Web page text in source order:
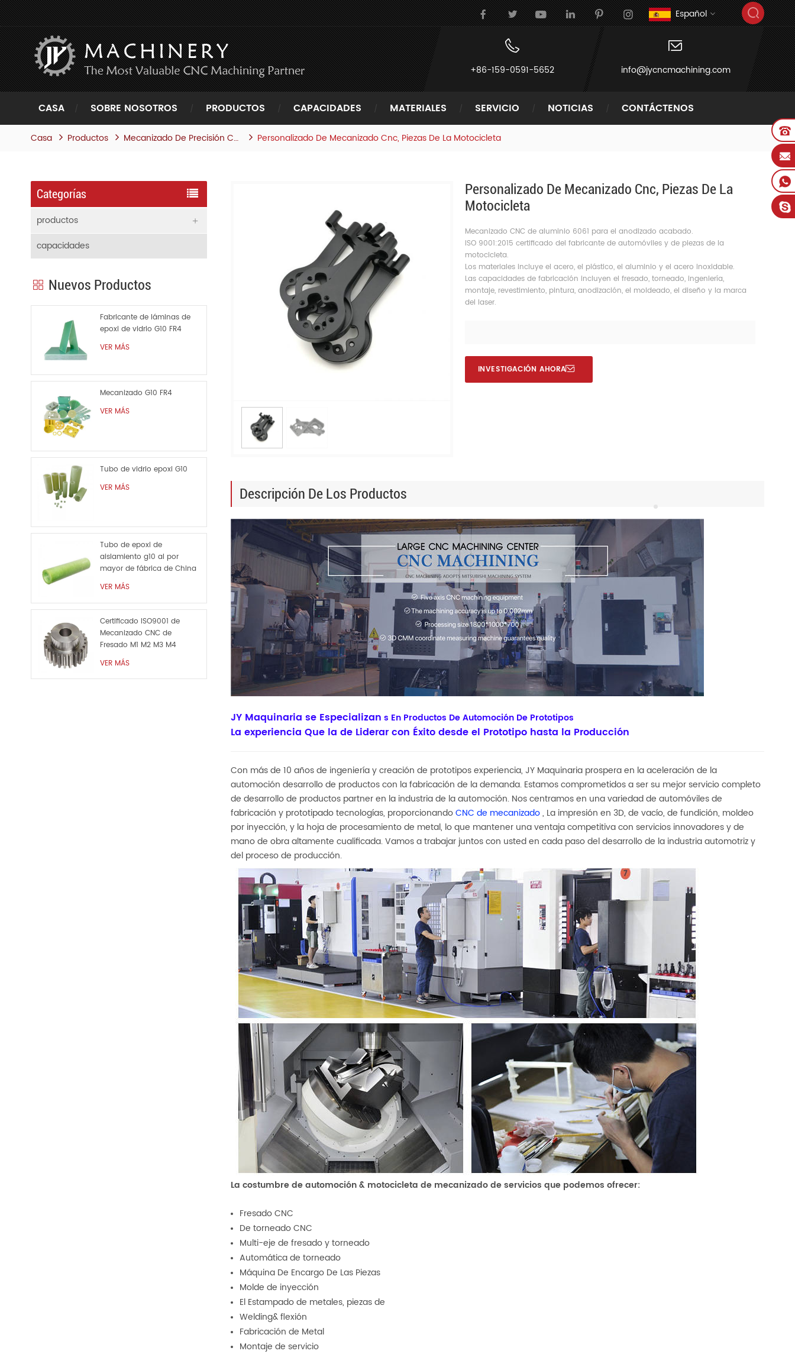
Español
+86-159-0591-5652 info@jycncmachining.com
CASA SOBRE NOSOTROS PRODUCTOS CAPACIDADES MATERIALES SERVICIO NOTICIAS CONTÁCTENOS
Casa Productos Mecanizado De Precisión Cnc Personalizado De Mecanizado Cnc, Piezas De La Motocicleta
Personalizado De Mecanizado Cnc, Piezas De La
Motocicleta
Mecanizado CNC de aluminio 6061 para el anodizado acabado.
ISO 9001:2015 certificado del fabricante de automóviles y de piezas de la
motocicleta.
Los materiales incluye el acero, el plástico, el aluminio y el acero inoxidable.
Las capacidades de fabricación incluyen el fresado, torneado, ingeniería,
montaje, revestimiento, pintura, anodización, el moldeado, el diseño y la marca
del laser.
INVESTIGACIÓN AHORA
Descripción De Los Productos
JY Maquinaria se Especializan s EnProductos De Automoción De Prototipos
La experiencia Que la de Liderar con Éxito desde el Prototipo hasta la Producción
Con más de 10 años de ingeniería y creación de prototipos experiencia, JY Maquinaria prospera en la aceleración de la
automoción desarrollo de productos con la fabricación de la demanda. Estamos comprometidos a ser su mejor servicio completo
de desarrollo de productos partner en la industria de la automoción. Nos centramos en una variedad de automóviles de
fabricación y prototipado tecnologías, proporcionandoCNC de mecanizado, La impresión en 3D, de vacío, de fundición, moldeo
por inyección, y la hoja de procesamiento de metal, lo que mantener una ventaja competitiva con servicios innovadores y de
mano de obra altamente cualificada. Vamos a trabajar juntos con usted en cada paso del desarrollo de la industria automotriz y
del proceso de producción.
La costumbre de automoción & motocicleta de mecanizado de servicios que podemos ofrecer:
Fresado CNC
De torneado CNC
Multi-eje de fresado y torneado
Automática de torneado
Máquina De Encargo De Las Piezas
Molde de inyección
El Estampado de metales, piezas de
Welding& flexión
Fabricación de Metal
Montaje de servicio
Categorías
productos
capacidades
Nuevos Productos
Fabricante de láminas de
epoxi de vidrio G10 FR4
VER MÁS
Mecanizado G10 FR4
VER MÁS
Tubo de vidrio epoxi G10
VER MÁS
Tubo de epoxi de
aislamiento g10 al por
mayor de fábrica de China
VER MÁS
Certificado ISO9001 de
Mecanizado CNC de
Fresado M1 M2 M3 M4
Personalizado de Metal de
la Pieza de Repuesto
VER MÁS